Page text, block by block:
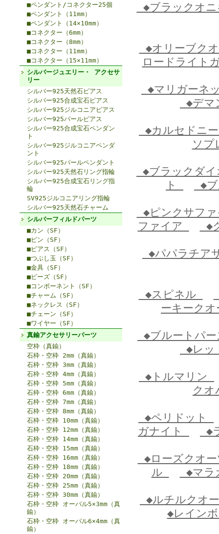
■ペンダント/コネクター25個
■ペンダント（11mm）
■ペンダント（14×10mm）
■コネクター（6mm）
■コネクター（8mm）
■コネクター（11mm）
■コネクター（15×11mm）
シルバージュエリー・ アクセサ
リー
シルバー925天然石ピアス
シルバー925合成宝石ピアス
シルバー925ジルコニアピアス
シルバー925パールピアス
シルバー925合成宝石ペンダン
ト
シルバー925ジルコニアペンダ
ント
シルバー925パールペンダント
シルバー925天然石リング指輪
シルバー925合成宝石リング指
輪
SV925ジルコニアリング指輪
シルバー925天然石チャーム
シルバーフィルドパーツ
■カン（SF）
■ピン（SF）
■ピアス（SF）
■つぶし玉（SF）
■金具（SF）
■ビーズ（SF）
■コンポーネント（SF）
■チャーム（SF）
■ネックレス（SF）
■チェーン（SF）
■ワイヤー（SF）
真鍮アクセサリーパーツ
空枠（真鍮）
石枠・空枠 2mm（真鍮）
石枠・空枠 3mm（真鍮）
石枠・空枠 4mm（真鍮）
石枠・空枠 5mm（真鍮）
石枠・空枠 6mm（真鍮）
石枠・空枠 7mm（真鍮）
石枠・空枠 8mm（真鍮）
石枠・空枠 10mm（真鍮）
石枠・空枠 12mm（真鍮）
石枠・空枠 14mm（真鍮）
石枠・空枠 15mm（真鍮）
石枠・空枠 16mm（真鍮）
石枠・空枠 18mm（真鍮）
石枠・空枠 20mm（真鍮）
石枠・空枠 25mm（真鍮）
石枠・空枠 30mm（真鍮）
石枠・空枠 オーバル5×3mm（真
鍮）
石枠・空枠 オーバル6×4mm（真
鍮）
◆ブラックオ
◆オリーブク
ロードライト
◆マリガーネ
◆デマ
◆カルセドニ
ソ
◆ブラックダ
ト
◆
◆ピンクサフ
ファイア
◆
◆パパラチア
◆スピネル
ーキーク
◆ブルートパ
◆レ
◆トルマリン
ク
◆ペリドット
ガナイト
◆
◆ローズクオ
ル
◆マ
◆ルチルクオ
◆レイン